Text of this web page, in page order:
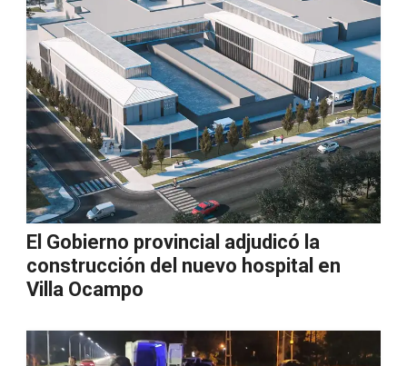
El Gobierno provincial adjudicó la
construcción del nuevo hospital en
Villa Ocampo